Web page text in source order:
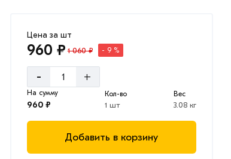
Цена за шт
960 ₽ 1 060 ₽ - 9 %
- +
На сумму
960 ₽
Кол-во
1 шт
Вес
3.08 кг
Добавить в корзину